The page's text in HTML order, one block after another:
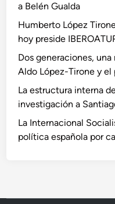
a Belén Gualda
Humberto López
hoy preside
Dos generaciones,
Aldo López-Tirone y
La estructura interna
investigación a
La Internacional
política española por